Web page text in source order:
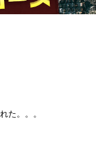
た。。。